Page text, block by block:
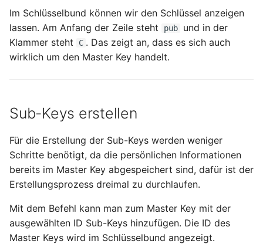
Im Schlüsselbund können wir den Schlüssel anzeigen
lassen. Am Anfang der Zeile steht
pub
und in der
Klammer steht
C . Das zeigt an, dass es sich auch
wirklich um den Master Key handelt.
Sub-Keys erstellen
Für die Erstellung der Sub-Keys werden weniger
Schritte benötigt, da die persönlichen Informationen
bereits im Master Key abgespeichert sind, dafür ist der
Erstellungsprozess dreimal zu durchlaufen.
Mit dem Befehl kann man zum Master Key mit der
ausgewählten ID Sub-Keys hinzufügen. Die ID des
Master Keys wird im Schlüsselbund angezeigt.